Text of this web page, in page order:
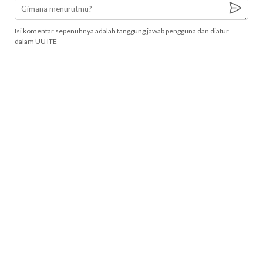
Isi komentar sepenuhnya adalah tanggung jawab pengguna dan diatur
dalam UU ITE